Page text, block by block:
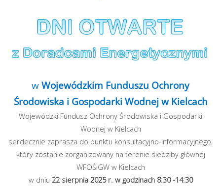
w Wojewódzkim Funduszu Ochrony
Środowiska i Gospodarki Wodnej w Kielcach
Wojewódzki Fundusz Ochrony Środowiska i Gospodarki
Wodnej w Kielcach
serdecznie zaprasza do punktu konsultacyjno-informacyjnego,
który zostanie zorganizowany na terenie siedziby głównej
WFOŚiGW w Kielcach
w dniu 22 sierpnia2025 r. w godzinach 8:30 -14:30